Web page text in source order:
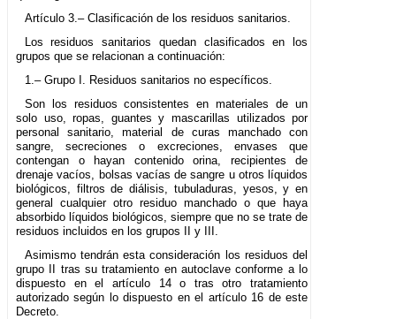
Artículo 3.– Clasificación de los residuos sanitarios.
Los residuos sanitarios quedan clasificados en los
grupos que se relacionan a continuación:
1.– Grupo I. Residuos sanitarios no específicos.
Son los residuos consistentes en materiales de un
solo uso, ropas, guantes y mascarillas utilizados por
personal sanitario, material de curas manchado con
sangre, secreciones o excreciones, envases que
contengan o hayan contenido orina, recipientes de
drenaje vacíos, bolsas vacías de sangre u otros líquidos
biológicos, filtros de diálisis, tubuladuras, yesos, y en
general cualquier otro residuo manchado o que haya
absorbido líquidos biológicos, siempre que no se trate de
residuos incluidos en los grupos II y III.
Asimismo tendrán esta consideración los residuos del
grupo II tras su tratamiento en autoclave conforme a lo
dispuesto en el artículo 14 o tras otro tratamiento
autorizado según lo dispuesto en el artículo 16 de este
Decreto.